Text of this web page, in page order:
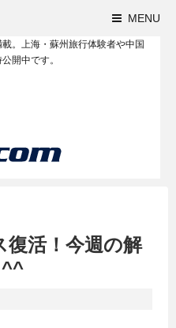
MENU
。上海・蘇州旅行体験者や中国
開中です。
復活！今週の解
^^